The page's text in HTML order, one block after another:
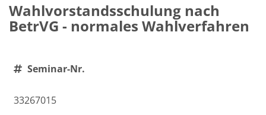
Wahlvorstandsschulung nach
BetrVG - normales Wahlverfahren
Seminar-Nr.
33267015